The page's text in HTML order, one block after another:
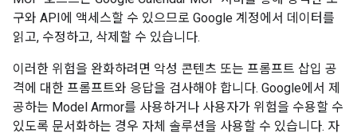
구와 API에 액세스할 수 있으므로 Google 계정에서 데이터를
읽고, 수정하고, 삭제할 수 있습니다.
이러한 위험을 완화하려면 악성 콘텐츠 또는 프롬프트 삽입 공
격에 대한 프롬프트와 응답을 검사해야 합니다. Google에서 제
공하는 Model Armor를 사용하거나 사용자가 위험을 수용할 수
있도록 문서화하는 경우 자체 솔루션을 사용할 수 있습니다. 자